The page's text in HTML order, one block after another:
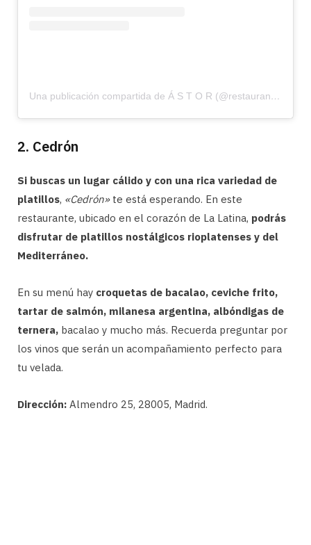
Una publicación compartida de Á S T O R (@restauranteastor)
2. Cedrón
Si buscas un lugar cálido y con una rica variedad de
platillos, «Cedrón»te está esperando. En este
restaurante, ubicado en el corazón de La Latina, podrás
disfrutar de platillos nostálgicos rioplatenses y del
Mediterráneo.
En su menú hay croquetas de bacalao, ceviche frito,
tartar de salmón, milanesa argentina, albóndigas de
ternera, bacalao y mucho más. Recuerda preguntar por
los vinos que serán un acompañamiento perfecto para
tu velada.
Dirección: Almendro 25, 28005, Madrid.